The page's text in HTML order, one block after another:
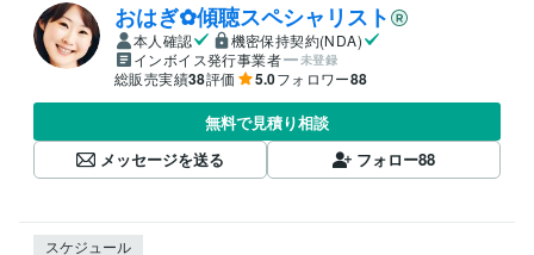
おはぎ✿傾聴スペシャリスト
本人確認
機密保持契約(NDA)
インボイス発行事業者
未登録
総販売実績38評価 5.0フォロワー88
無料で見積り相談
メッセージを送る
フォロー88
スケジュール